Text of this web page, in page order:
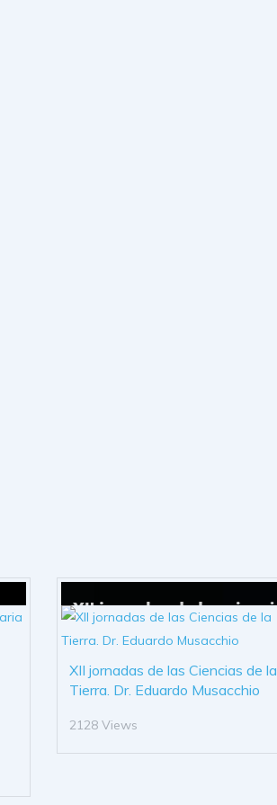
XII jornadas de las Ciencias de la
Tierra. Dr. Eduardo Musacchio
2128 Views